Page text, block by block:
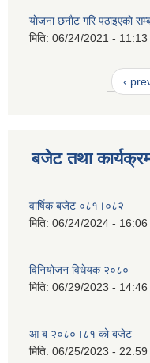
याेजना छनाैट गरि पठाइएकाे
मिति: 06/24/2021 - 11:13
‹
बजेट तथा
वार्षिक बजेट ०८१।०८२
मिति: 06/24/2024 - 16:06
विनियोजन विधेयक २०८०
मिति: 06/29/2023 - 14:46
आ ब २०८०।८१ को बजेट
मिति: 06/25/2023 - 22:59